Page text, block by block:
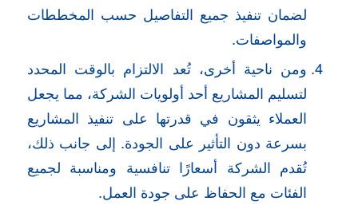
لضمان تنفيذ جميع التفاصيل حسب المخططات
والمواصفات.
ومن ناحية أخرى، تُعد الالتزام بالوقت المحدد
لتسليم المشاريع أحد أولويات الشركة، مما يجعل
العملاء يثقون في قدرتها على تنفيذ المشاريع
بسرعة دون التأثير على الجودة. إلى جانب ذلك،
تُقدم الشركة أسعارًا تنافسية ومناسبة لجميع
الفئات مع الحفاظ على جودة العمل.